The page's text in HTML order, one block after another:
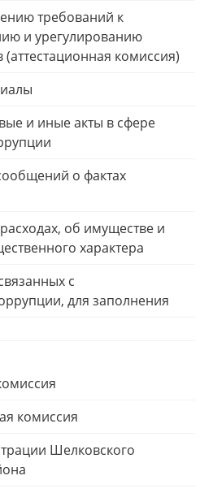
требований к
и урегулированию
комиссия)
и иные акты в сфере
о фактах
об имуществе и
характера
с
для заполнения
комиссия
Шелковского